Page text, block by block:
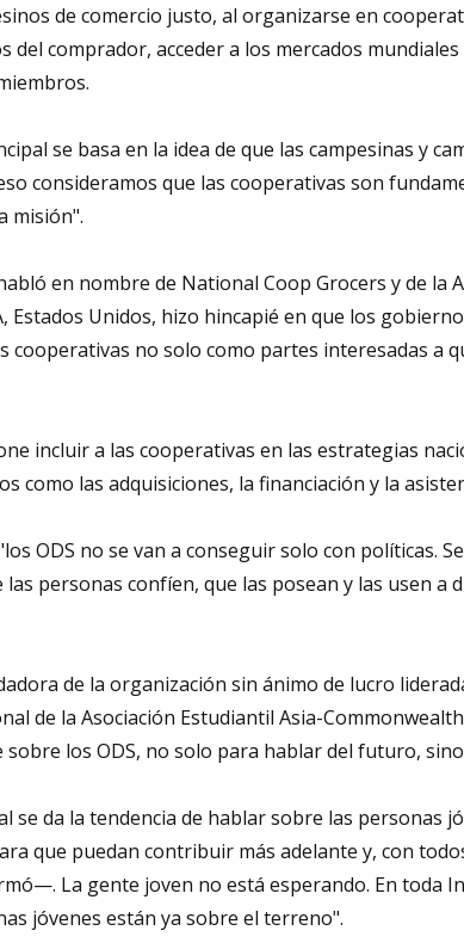
de comercio justo, al organizarse en
del comprador, acceder a los mercados
se basa en la idea de que las campesinas y
consideramos que las cooperativas son
misión".
en nombre de National Coop Grocers y de la
Estados Unidos, hizo hincapié en que los
cooperativas no solo como partes interesadas a
incluir a las cooperativas en las estrategias
como las adquisiciones, la financiación y la
ODS no se van a conseguir solo con políticas.
personas confíen, que las posean y las usen a
de la organización sin ánimo de lucro
de la Asociación Estudiantil Asia-
sobre los ODS, no solo para hablar del futuro,
se da la tendencia de hablar sobre las personas
que puedan contribuir más adelante y, con
La gente joven no está esperando. En toda
jóvenes están ya sobre el terreno".